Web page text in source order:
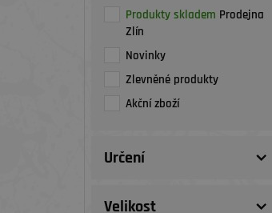
Produkty skladem Prodejna
Zlín
Novinky
Zlevněné produkty
Akční zboží
Určení
Velikost